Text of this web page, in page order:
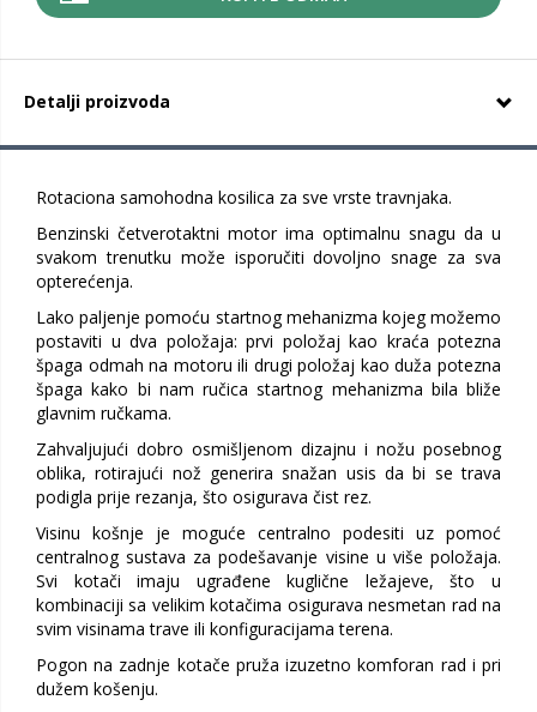
Detalji proizvoda
Rotaciona samohodna kosilica za sve vrste travnjaka.
Benzinski četverotaktni motor ima optimalnu snagu da u
svakom trenutku može isporučiti dovoljno snage za sva
opterećenja.
Lako paljenje pomoću startnog mehanizma kojeg možemo
postaviti u dva položaja: prvi položaj kao kraća potezna
špaga odmah na motoru ili drugi položaj kao duža potezna
špaga kako bi nam ručica startnog mehanizma bila bliže
glavnim ručkama.
Zahvaljujući dobro osmišljenom dizajnu i nožu posebnog
oblika, rotirajući nož generira snažan usis da bi se trava
podigla prije rezanja, što osigurava čist rez.
Visinu košnje je moguće centralno podesiti uz pomoć
centralnog sustava za podešavanje visine u više položaja.
Svi kotači imaju ugrađene kuglične ležajeve, što u
kombinaciji sa velikim kotačima osigurava nesmetan rad na
svim visinama trave ili konfiguracijama terena.
Pogon na zadnje kotače pruža izuzetno komforan rad i pri
dužem košenju.